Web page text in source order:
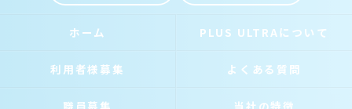
ホーム PLUS ULTRAについて
利用者様募集 よくある質問
職員募集 当社の特徴